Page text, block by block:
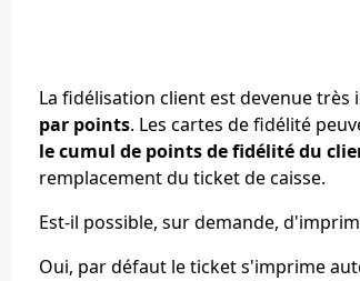
La fidélisation client est devenue
par points. Les cartes de fidélité
le cumul de points de fidélité du
remplacement du ticket de caisse.
Est-il possible, sur demande,
Oui, par défaut le ticket s'imprime